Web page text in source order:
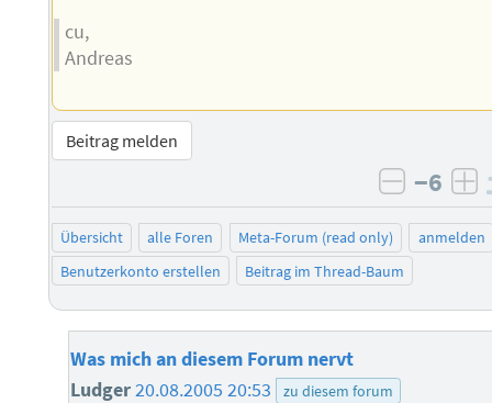
cu,
Andreas
Beitrag melden
negativ
−6
Übersicht alle Foren Meta-Forum (read only)
anmelden
Benutzerkonto erstellen
Beitrag im Thread-Baum
Was mich an diesem Forum nervt
Ludger20.08.2005 20:53 zu diesem forum